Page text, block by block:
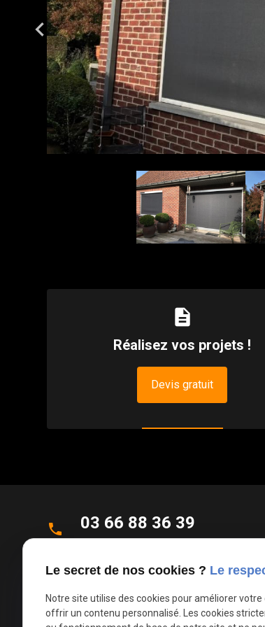
description
Réalisez vos projets !
Devis gratuit
phone 03 66 88 36 39
Appel non surtaxé
place
Allée des Roseaux
59270 Bailleul
Le secret de nos cookies ? Le
Notre site utilise des cookies pour améliorer
offrir un contenu personnalisé. Les cookies